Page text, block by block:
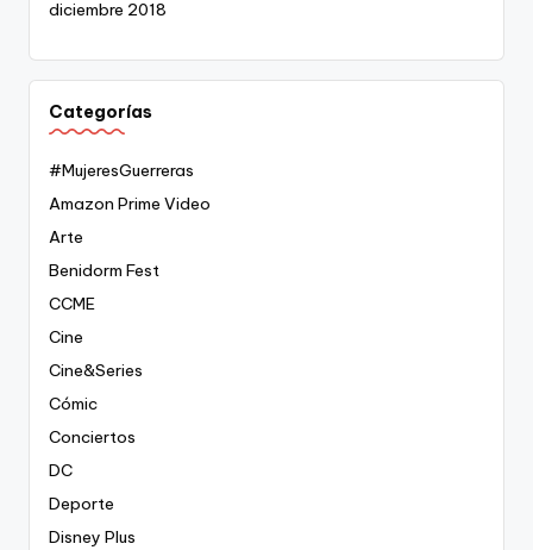
diciembre 2018
Categorías
#MujeresGuerreras
Amazon Prime Video
Arte
Benidorm Fest
CCME
Cine
Cine&Series
Cómic
Conciertos
DC
Deporte
Disney Plus